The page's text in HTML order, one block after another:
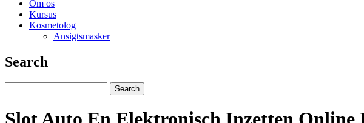
Om os
Kursus
Kosmetolog
Ansigtsmasker
Search